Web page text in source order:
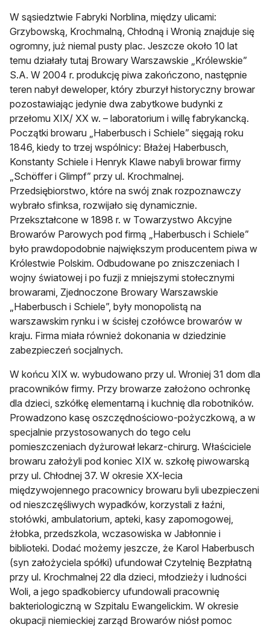
W sąsiedztwie Fabryki Norblina, między ulicami:
Grzybowską, Krochmalną, Chłodną i Wronią znajduje się
ogromny, już niemal pusty plac. Jeszcze około 10 lat
temu działały tutaj Browary Warszawskie „Królewskie”
S.A. W 2004 r. produkcję piwa zakończono, następnie
teren nabył deweloper, który zburzył historyczny browar
pozostawiając jedynie dwa zabytkowe budynki z
przełomu XIX/ XX w. – laboratorium i willę fabrykancką.
Początki browaru „Haberbusch i Schiele” sięgają roku
1846, kiedy to trzej wspólnicy: Błażej Haberbusch,
Konstanty Schiele i Henryk Klawe nabyli browar firmy
„Schöffer i Glimpf” przy ul. Krochmalnej.
Przedsiębiorstwo, które na swój znak rozpoznawczy
wybrało sfinksa, rozwijało się dynamicznie.
Przekształcone w 1898 r. w Towarzystwo Akcyjne
Browarów Parowych pod firmą „Haberbusch i Schiele”
było prawdopodobnie największym producentem piwa w
Królestwie Polskim. Odbudowane po zniszczeniach I
wojny światowej i po fuzji z mniejszymi stołecznymi
browarami, Zjednoczone Browary Warszawskie
„Haberbusch i Schiele”, były monopolistą na
warszawskim rynku i w ścisłej czołówce browarów w
kraju. Firma miała również dokonania w dziedzinie
zabezpieczeń socjalnych.
W końcu XIX w. wybudowano przy ul. Wroniej 31 dom dla
pracowników firmy. Przy browarze założono ochronkę
dla dzieci, szkółkę elementarną i kuchnię dla robotników.
Prowadzono kasę oszczędnościowo-pożyczkową, a w
specjalnie przystosowanych do tego celu
pomieszczeniach dyżurował lekarz-chirurg. Właściciele
browaru założyli pod koniec XIX w. szkołę piwowarską
przy ul. Chłodnej 37. W okresie XX-lecia
międzywojennego pracownicy browaru byli ubezpieczeni
od nieszczęśliwych wypadków, korzystali z łaźni,
stołówki, ambulatorium, apteki, kasy zapomogowej,
żłobka, przedszkola, wczasowiska w Jabłonnie i
biblioteki. Dodać możemy jeszcze, że Karol Haberbusch
(syn założyciela spółki) ufundował Czytelnię Bezpłatną
przy ul. Krochmalnej 22 dla dzieci, młodzieży i ludności
Woli, a jego spadkobiercy ufundowali pracownię
bakteriologiczną w Szpitalu Ewangelickim. W okresie
okupacji niemieckiej zarząd Browarów niósł pomoc